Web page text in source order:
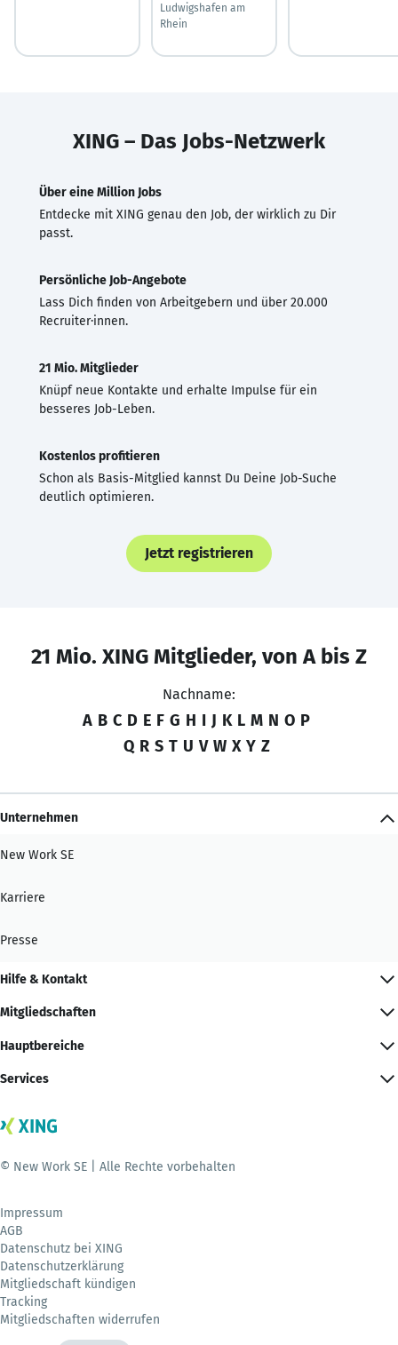
Ludwigshafen am
Rhein
XING – Das Jobs-Netzwerk
Über eine Million Jobs
Entdecke mit XING genau den Job, der wirklich zu Dir
passt.
Persönliche Job-Angebote
Lass Dich finden von Arbeitgebern und über 20.000
Recruiter·innen.
21 Mio. Mitglieder
Knüpf neue Kontakte und erhalte Impulse für ein
besseres Job-Leben.
Kostenlos profitieren
Schon als Basis-Mitglied kannst Du Deine Job-Suche
deutlich optimieren.
Jetzt registrieren
21 Mio. XING Mitglieder, von A bis Z
Nachname:
A B C D E F G H I J K L M N O P
Q R S T U V W X Y Z
Unternehmen
New Work SE
Karriere
Presse
Hilfe & Kontakt
Mitgliedschaften
Hauptbereiche
Services
© New Work SE | Alle Rechte vorbehalten
Impressum
AGB
Datenschutz bei XING
Datenschutzerklärung
Mitgliedschaft kündigen
Tracking
Mitgliedschaften widerrufen